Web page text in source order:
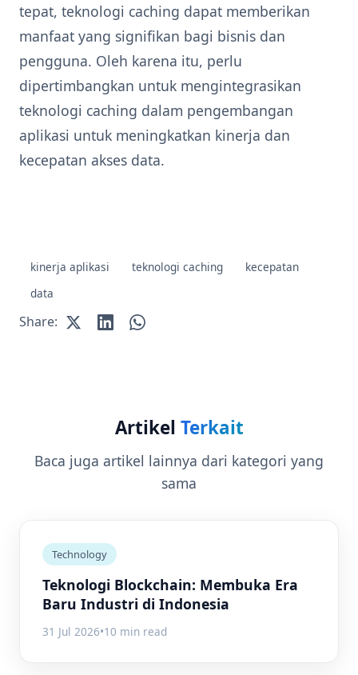
tepat, teknologi caching dapat memberikan
manfaat yang signifikan bagi bisnis dan
pengguna. Oleh karena itu, perlu
dipertimbangkan untuk mengintegrasikan
teknologi caching dalam pengembangan
aplikasi untuk meningkatkan kinerja dan
kecepatan akses data.
kinerja aplikasi teknologi caching
kecepatan
data
Share:
Artikel Terkait
Baca juga artikel lainnya dari kategori yang
sama
Technology
Teknologi Blockchain: Membuka Era
Baru Industri di Indonesia
31 Jul 2026•10 min read